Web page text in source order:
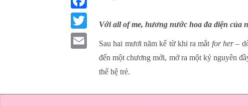
Với all of me, hương nước hoa đa diện của
Sau hai mươi năm kể từ khi ra mắt for her–
đến một chương mới, mở ra một kỷ nguyên
thế hệ trẻ.
Facebook
Twitter